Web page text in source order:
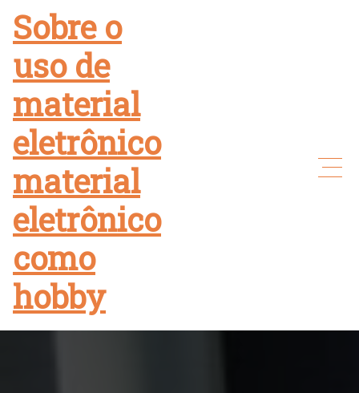
content
Sobre o
uso de
material
eletrônico
material
eletrônico
como
hobby